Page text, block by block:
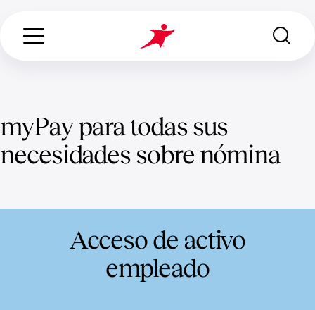
ABOUT US
INDUSTRIES WE SERVE
Search...
myPay para todas sus
necesidades sobre nómina
Acceso de activo
empleado